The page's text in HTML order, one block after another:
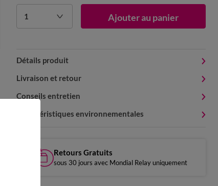
1 Ajouter au panier
Détails produit
Livraison et retour
Conseils entretien
Caractéristiques environnementales
Retours Gratuits
sous 30 jours avec Mondial Relay uniquement